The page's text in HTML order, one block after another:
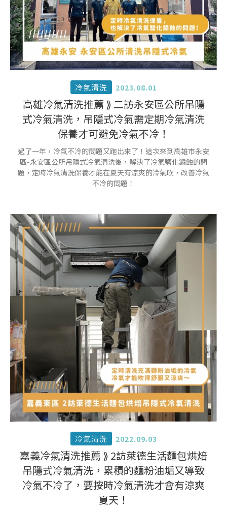
冷氣清洗 2023.08.01
高雄冷氣清洗推薦 ⟫ 二訪永安區公所吊隱
式冷氣清洗，吊隱式冷氣需定期冷氣清洗
保養才可避免冷氣不冷！
過了一年，冷氣不冷的問題又跑出來了！這次來到高雄市永安
區-永安區公所吊隱式冷氣清洗後，解決了冷氣鹽化鏽蝕的問
題，定時冷氣清洗保養才能在夏天有涼爽的冷氣吹，改善冷氣
不冷的問題！
冷氣清洗 2022.09.03
嘉義冷氣清洗推薦 ⟫ 2訪萊德生活麵包烘焙
吊隱式冷氣清洗，累積的麵粉油垢又導致
冷氣不冷了，要按時冷氣清洗才會有涼爽
夏天！